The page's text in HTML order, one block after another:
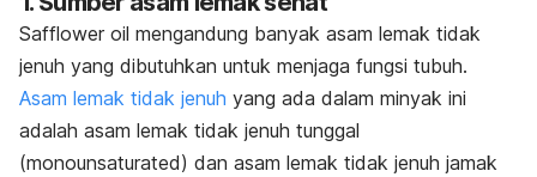
Safflower oil mengandung banyak asam lemak tidak
jenuh yang dibutuhkan untuk menjaga fungsi tubuh.
Asam lemak tidak jenuh yang ada dalam minyak ini
adalah asam lemak tidak jenuh tunggal
(monounsaturated) dan asam lemak tidak jenuh jamak